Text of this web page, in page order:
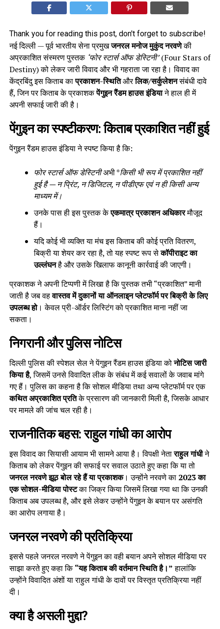
Thank you for reading this post, don't forget to subscribe!
नई दिल्ली — पूर्व भारतीय सेना प्रमुखजनरल मनोज मुकुंद नरवणेकी
अप्रकाशित संस्मरण पुस्तक ‘फोर स्टार्स ऑफ डेस्टिनी’(Four Stars of
Destiny) को लेकर जारी विवाद और भी गहराता जा रहा है। विवाद का
केंद्रबिंदु इस किताब काप्रकाशन-स्थितिऔरलिक/सर्कुलेशनसंबंधी दावे
हैं, जिन पर किताब के प्रकाशकपेंगुइन रैंडम हाउस इंडियाने हाल ही में
अपनी सफाई जारी की है।
पेंगुइन का स्पष्टीकरण: किताब प्रकाशित नहीं हुई
पेंगुइन रैंडम हाउस इंडिया ने स्पष्ट किया है कि:
फोर स्टार्स ऑफ डेस्टिनीअभी *किसी भी रूप में प्रकाशित नहीं
हुई है — न प्रिंट, न डिजिटल, न पीडीएफ एवं न ही किसी अन्य
माध्यम में।
उनके पास ही इस पुस्तक केएकमात्र प्रकाशन अधिकारमौजूद
हैं।
यदि कोई भी व्यक्ति या मंच इस किताब की कोई प्रति वितरण,
बिक्री या शेयर कर रहा है, तो यह स्पष्ट रूप सेकॉपीराइट का
उल्लंघनहै और उसके खिलाफ कानूनी कार्रवाई की जाएगी।
प्रकाशक ने अपनी टिप्पणी में लिखा है कि पुस्तक तभी “प्रकाशित” मानी
जाती है जब वहवास्तव में दुकानों या ऑनलाइ्न प्लेटफॉर्म पर बिक्री के लिए
उपलब्ध हो। केवल प्री-ऑर्डर लिस्टिंग को प्रकाशित माना नहीं जा
सकता।
निगरानी और पुलिस नोटिस
दिल्ली पुलिस की स्पेशल सेल ने पेंगुइन रैंडम हाउस इंडिया कोनोटिस जारी
किया है, जिसमें उनसे विवादित लीक के संबंध में कई सवालों के जवाब मांगे
गए हैं। पुलिस का कहना है कि सोशल मीडिया तथा अन्य प्लेटफॉर्म पर एक
कथित अप्रकाशित प्रतिके प्रसारण की जानकारी मिली है, जिसके आधार
पर मामले की जांच चल रही है।
राजनीतिक बहस: राहुल गांधी का आरोप
इस विवाद का सियासी आयाम भी सामने आया है। विपक्षी नेताराहुल गांधीने
किताब को लेकर पेंगुइन की सफाई पर सवाल उठाते हुए कहा कि या तो
जनरल नरवणे झूठ बोल रहे हैं या प्रकाशक। उन्होंने नरवणे का 2023 का
एक सोशल-मीडिया पोस्टका जिक्र किया जिसमें लिखा गया था कि उनकी
किताब अब उपलब्ध है, और इसे लेकर उन्होंने पेंगुइन के बयान पर असंगति
का आरोप लगाया है।
जनरल नरवणे की प्रतिक्रिया
इससे पहले जनरल नरवणे ने पेंगुइन का वही बयान अपने सोशल मीडिया पर
साझा करते हुए कहा कि“यह किताब की वर्तमान स्थिति है।”हालांकि
उन्होंने विवादित अंशों या राहुल गांधी के दावों पर विस्तृत प्रतिक्रिया नहीं
दी।
क्या है असली मुद्दा?